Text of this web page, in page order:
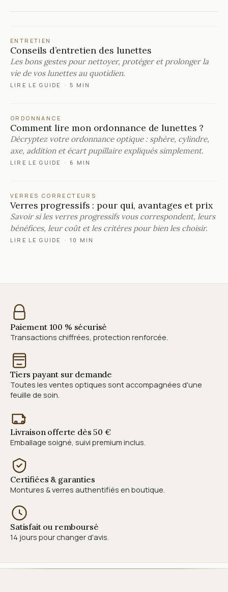
ENTRETIEN
Conseils d’entretien des lunettes
Les bons gestes pour nettoyer, protéger et prolonger la
vie de vos lunettes au quotidien.
LIRE LE GUIDE · 5 MIN
ORDONNANCE
Comment lire mon ordonnance de lunettes ?
Décryptez votre ordonnance optique : sphère, cylindre,
axe, addition et écart pupillaire expliqués simplement.
LIRE LE GUIDE · 6 MIN
VERRES CORRECTEURS
Verres progressifs : pour qui, avantages et prix
Savoir si les verres progressifs vous correspondent, leurs
bénéfices, leur coût et les critères pour bien les choisir.
LIRE LE GUIDE · 10 MIN
Paiement 100 % sécurisé
Transactions chiffrées, protection renforcée.
Tiers payant sur demande
Toutes les ventes optiques sont accompagnées d'une
feuille de soin.
Livraison offerte dès 50 €
Emballage soigné, suivi premium inclus.
Certifiées & garanties
Montures & verres authentifiés en boutique.
Satisfait ou remboursé
14 jours pour changer d'avis.